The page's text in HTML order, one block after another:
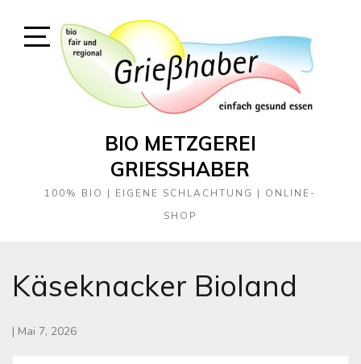
Open
Sidebar
BIO METZGEREI
GRIESSHABER
100% BIO | EIGENE SCHLACHTUNG | ONLINE-
SHOP
Käseknacker Bioland
| Mai 7, 2026